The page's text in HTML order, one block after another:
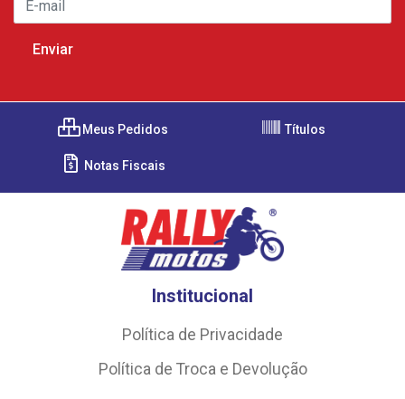
Meus Pedidos Títulos
Notas Fiscais
Institucional
Política de Privacidade
Política de Troca e Devolução